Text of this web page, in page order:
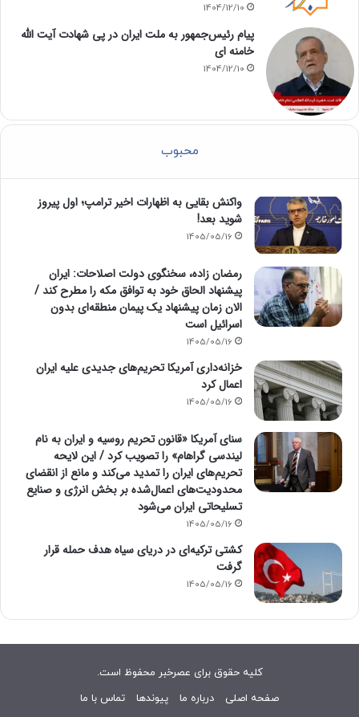
1404/12/10
پیام رئیس‌جمهور به ملت ایران در پی شهادت آیت الله
خامنه ای
1404/12/10
محبوب
واکنش بقایی به اظهارات اخیر ترامپ؛ اول پیروز
شوید بعد!
1405/05/16
رمضان زاده، سخنگوی دولت اصلاحات: ایران
پیشنهاد الحاق خود به توافق مکه را مطرح کند /
الان زمان پیشنهاد یک پیمان منطقه‌ای بدون
اسرائیل است
1405/05/16
خزانه‌داری آمریکا تحریم‌های جدیدی علیه ایران
اعمال کرد
1405/05/16
سنای آمریکا «قانون تحریم روسیه و ایران به نام
لیندسی گراهام» را تصویب کرد / این لایحه
تحریم‌های ایران را تمدید می‌کند و مانع از انقضای
محدودیت‌های اعمال‌شده بر بخش انرژی و صنایع
تسلیحاتی ایران می‌شود
1405/05/16
کشتی ترکیه‌ای در دریای سیاه هدف حمله قرار
گرفت
1405/05/16
کلیه حقوق برای عصرخبر محفوظ است.
صفحه اصلی
درباره ما پیوندها تماس با ما